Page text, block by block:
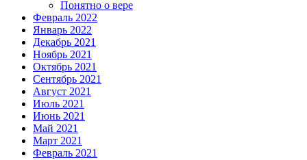
Понятно о вере
Февраль 2022
Январь 2022
Декабрь 2021
Ноябрь 2021
Октябрь 2021
Сентябрь 2021
Август 2021
Июль 2021
Июнь 2021
Май 2021
Март 2021
Февраль 2021